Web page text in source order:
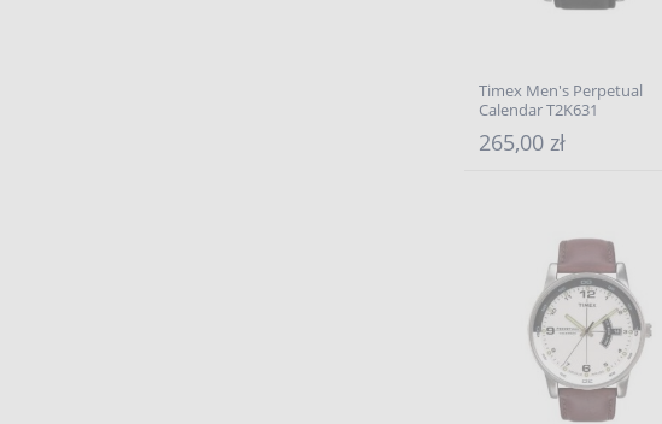
Timex Men's Perpetual
Calendar T2K631
265,00 zł